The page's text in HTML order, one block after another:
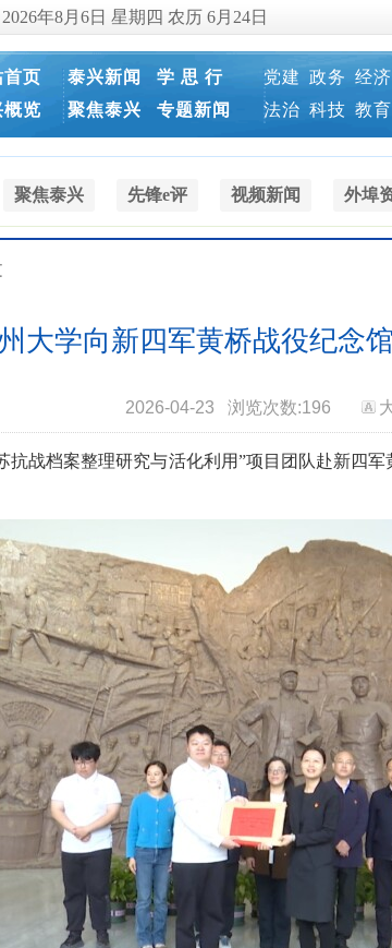
2026年8月6日 星期四 农历 6月24日
首页
概览
泰兴新闻
学 思 行
聚焦泰兴
专题新闻
党建 政务 经济
法治 科技 教育
聚焦泰兴 先锋e评 视频新闻 外埠
大学向新四军黄桥战役纪念
2026-04-23 浏览次数:196
抗战档案整理研究与活化利用”项目团队赴新四